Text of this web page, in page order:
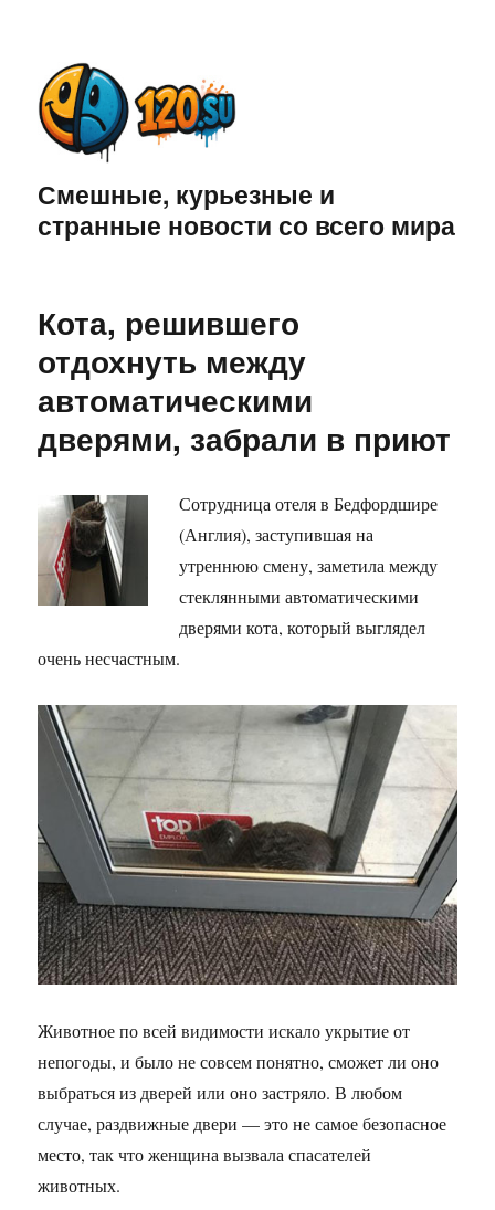
Смешные, курьезные и
странные новости со всего мира
Кота, решившего
отдохнуть между
автоматическими
дверями, забрали в приют
Сотрудница отеля в Бедфордшире
(Англия), заступившая на
утреннюю смену, заметила между
стеклянными автоматическими
дверями кота, который выглядел
очень несчастным.
Животное по всей видимости искало укрытие от
непогоды, и было не совсем понятно, сможет ли оно
выбраться из дверей или оно застряло. В любом
случае, раздвижные двери — это не самое безопасное
место, так что женщина вызвала спасателей
животных.